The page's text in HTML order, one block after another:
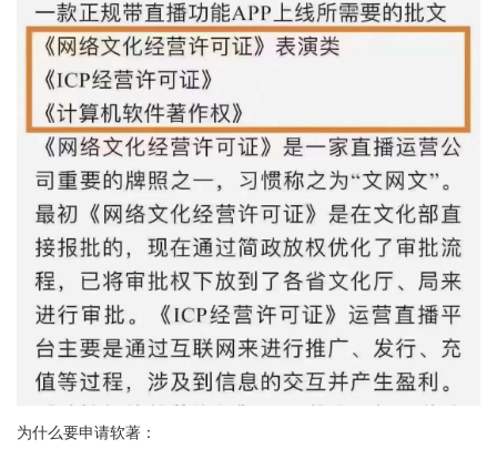
为什么要申请软著：